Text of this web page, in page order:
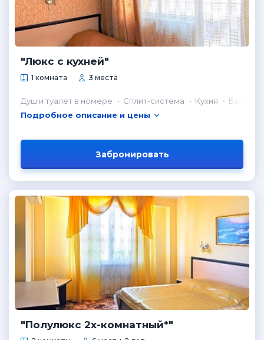
"Люкс с кухней"
1 комната 3 места
Душ и туалет в номере Сплит-система Кухня
Балкон
Подробное описание и цены
Забронировать
"Полулюкс 2х-комнатный*"